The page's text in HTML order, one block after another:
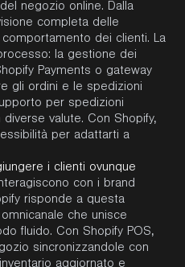
negozio online. Dalla
completa delle
dei clienti. La
la gestione dei
Payments o gateway
gli ordini e le spedizioni
per spedizioni
valute. Con Shopify,
per adattarti a
i clienti ovunque
con i brand
risponde a questa
omnicanale che unisce
fluido. Con Shopify POS,
sincronizzandole con